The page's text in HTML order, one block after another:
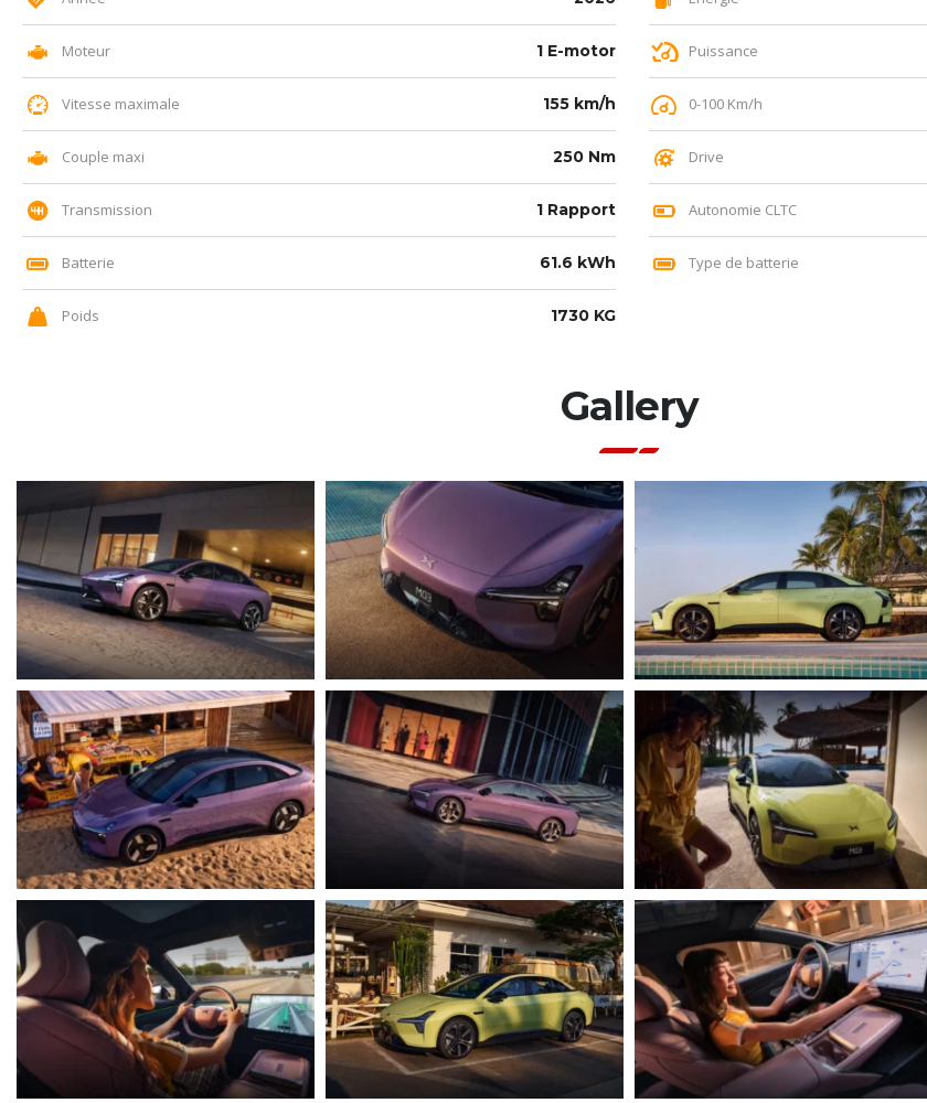
Moteur 1 E-motor Puissance
Vitesse maximale 155 km/h 0-100 Km/h
Couple maxi 250 Nm Drive
Transmission 1 Rapport Autonomie CLTC
Batterie 61.6 kWh Type de batterie
Poids 1730 KG
Gallery